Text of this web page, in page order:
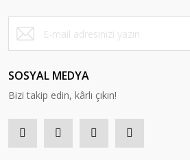
SOSYAL MEDYA
Bizi takip edin, kârlı çıkın!